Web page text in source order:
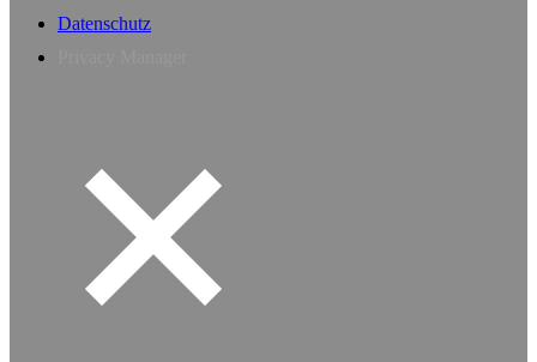
Datenschutz